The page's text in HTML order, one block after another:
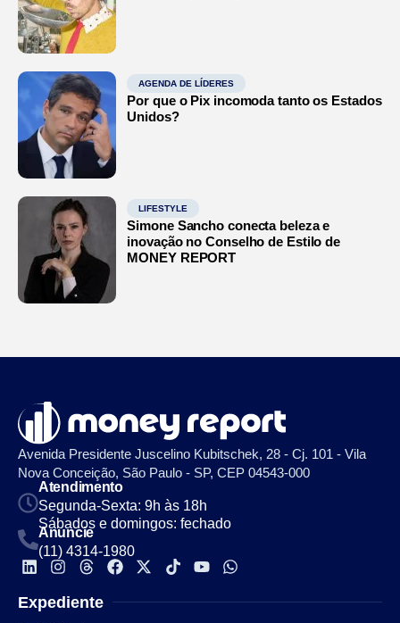
AGENDA DE LÍDERES
Por que o Pix incomoda tanto os Estados
Unidos?
LIFESTYLE
Simone Sancho conecta beleza e
inovação no Conselho de Estilo de
MONEY REPORT
Avenida Presidente Juscelino Kubitschek, 28 - Cj. 101 - Vila
Nova Conceição, São Paulo - SP, CEP 04543-000
Atendimento
Segunda-Sexta: 9h às 18h
Sábados e domingos: fechado
Anuncie
(11) 4314-1980
Expediente